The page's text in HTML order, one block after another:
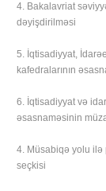
4. Bakalavriat
dəyişdirilməsi
5. İqtisadiyyat,
kafedralarının
6. İqtisadiyyat və
əsasnaməsinin
4. Müsabiqə yolu
seçkisi